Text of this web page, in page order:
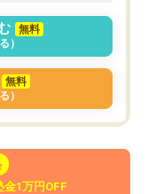
無料
）
無料
）
金1万円OFF